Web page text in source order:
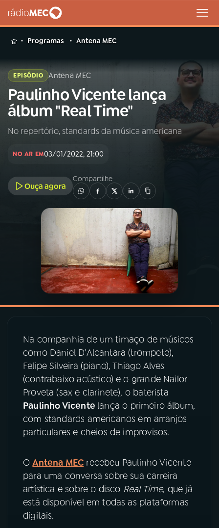
MENU
Buscar
na
Rádio
MEC
Buscar
01INÍCIO
A RÁDIO
PROGRAMAÇÃO
PROGRAMAS
05PODCASTS
06VIDEOCASTS
07ÚLTIMAS
08PRÊMIO RÁDIO MEC
ACOMPANHE A RÁDIO MEC
YouTube Facebook
Instagram X
TikTok
Programas Antena MEC
EPISÓDIO Antena MEC
Paulinho Vicente lança
álbum "Real Time"
No repertório, standards da música americana
NO AR EM03/01/2022, 21:00
Ouça agora
Compartilhe
Na companhia de um timaço de músicos
como Daniel D’Alcantara (trompete),
Felipe Silveira (piano), Thiago Alves
(contrabaixo acústico) e o grande Nailor
Proveta (sax e clarinete), o baterista
Paulinho Vicente lança o primeiro álbum,
com standards americanos em arranjos
particulares e cheios de improvisos.
OAntena MEC recebeu Paulinho Vicente
para uma conversa sobre sua carreira
artística e sobre o disco Real Time, que já
está disponível em todas as plataformas
digitais.